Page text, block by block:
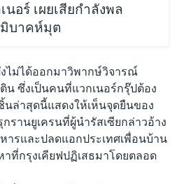
อร์ เผยเสียกำลังพล
บาคห์มุต
ไม่ได้ออกมาวิพากษ์วิจารณ์
น ซึ่งเป็นคนที่แวกเนอร์กรุ๊ปต้อง
ล่าสุดนี้แสดงให้เห็นจุดยืนของ
รานยูเครนที่ผู้นำรัสเซียกล่าวอ้าง
ารและปลดแอกประเทศเพื่อนบ้าน
ที่กรุงเคียฟปฏิเสธมาโดยตลอด